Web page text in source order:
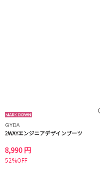
GYDA
2WAYエンジニアデザインブーツ
8,990 円
52%OFF